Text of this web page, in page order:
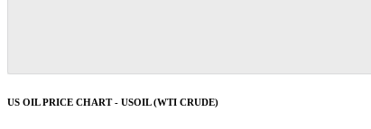
US OIL PRICE CHART - USOIL (WTI CRUDE)